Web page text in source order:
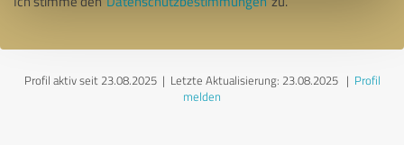
Profil aktiv seit 23.08.2025 | Letzte Aktualisierung: 23.08.2025| Profil
melden